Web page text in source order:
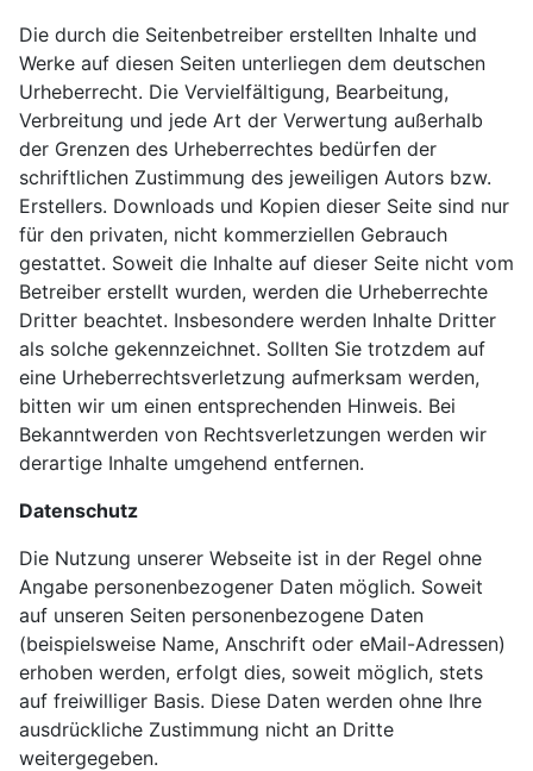
Die durch die Seitenbetreiber erstellten Inhalte und
Werke auf diesen Seiten unterliegen dem deutschen
Urheberrecht. Die Vervielfältigung, Bearbeitung,
Verbreitung und jede Art der Verwertung außerhalb
der Grenzen des Urheberrechtes bedürfen der
schriftlichen Zustimmung des jeweiligen Autors bzw.
Erstellers. Downloads und Kopien dieser Seite sind nur
für den privaten, nicht kommerziellen Gebrauch
gestattet. Soweit die Inhalte auf dieser Seite nicht vom
Betreiber erstellt wurden, werden die Urheberrechte
Dritter beachtet. Insbesondere werden Inhalte Dritter
als solche gekennzeichnet. Sollten Sie trotzdem auf
eine Urheberrechtsverletzung aufmerksam werden,
bitten wir um einen entsprechenden Hinweis. Bei
Bekanntwerden von Rechtsverletzungen werden wir
derartige Inhalte umgehend entfernen.
Datenschutz
Die Nutzung unserer Webseite ist in der Regel ohne
Angabe personenbezogener Daten möglich. Soweit
auf unseren Seiten personenbezogene Daten
(beispielsweise Name, Anschrift oder eMail-Adressen)
erhoben werden, erfolgt dies, soweit möglich, stets
auf freiwilliger Basis. Diese Daten werden ohne Ihre
ausdrückliche Zustimmung nicht an Dritte
weitergegeben.